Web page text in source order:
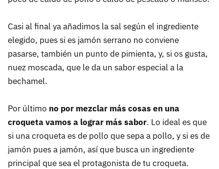
Casi al final ya añadimos la sal según el ingrediente
elegido, pues si es jamón serrano no conviene
pasarse, también un punto de pimienta, y, si os gusta,
nuez moscada, que le da un sabor especial a la
bechamel.
Por último no por mezclar más cosas en una
croqueta vamos a lograr más sabor. Lo ideal es que
si una croqueta es de pollo que sepa a pollo, y si es de
jamón pues a jamón, así que busca un ingrediente
principal que sea el protagonista de tu croqueta.